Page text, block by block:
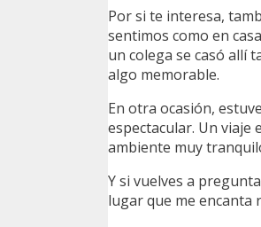
Por si te interesa,
sentimos como en
un colega se casó allí
algo memorable.
En otra ocasión,
espectacular. Un viaje
ambiente muy
Y si vuelves a
lugar que me encanta